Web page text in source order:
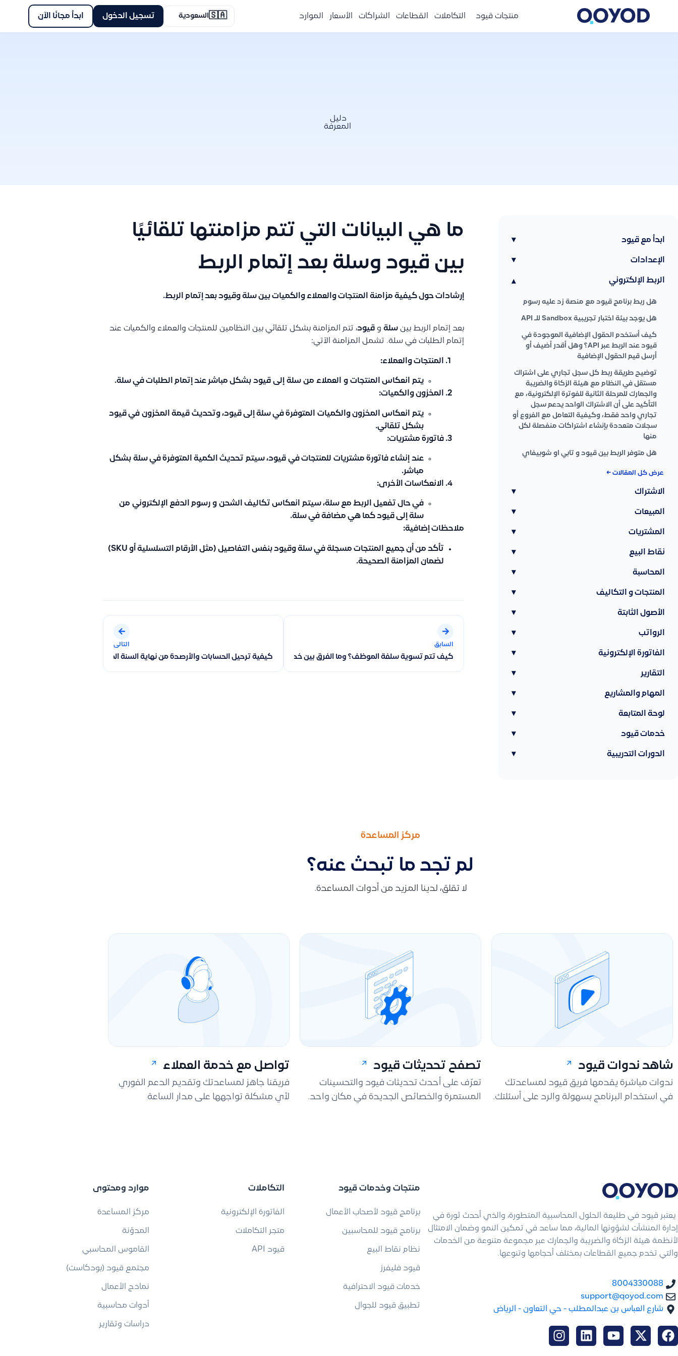
منتجات قيود التكاملات القطاعات الشراكات الأسعار الموارد 🇸🇦السعودية تسجيل الدخول ابدأ مجانًا الآن
دليل
المعرفة
ابدأ مع قيود ▾
الإعدادات ▾
الربط الإلكتروني ▾
هل ربط برنامج قيود مع منصة زد عليه رسوم
هل يوجد بيئة اختبار تجريبية Sandbox للـ API
كيف أستخدم الحقول الإضافية الموجودة في
قيود عند الربط عبر API؟ وهل أقدر أضيف أو
أرسل قيم الحقول الإضافية
توضيح طريقة ربط كل سجل تجاري على اشتراك
مستقل في النظام مع هيئة الزكاة والضريبة
والجمارك للمرحلة الثانية للفوترة الإلكترونية، مع
التأكيد على أن الاشتراك الواحد يدعم سجل
تجاري واحد فقط، وكيفية التعامل مع الفروع أو
سجلات متعددة بإنشاء اشتراكات منفصلة لكل
منها
هل متوفر الربط بين قيود و تابي او شوبيفاي
عرض كل المقالات ←
الاشتراك ▾
المبيعات ▾
المشتريات ▾
نقاط البيع ▾
المحاسبة ▾
المنتجات و التكاليف ▾
الأصول الثابتة ▾
الرواتب ▾
الفاتورة الإلكترونية ▾
التقارير ▾
المهام والمشاريع ▾
لوحة المتابعة ▾
خدمات قيود ▾
الدورات التدريبية ▾
ما هي البيانات التي تتم مزامنتها تلقائيًا
بين قيود وسلة بعد إتمام الربط
إرشادات حول كيفية مزامنة المنتجات والعملاء والكميات بين سلة وقيود بعد إتمام الربط.
بعد إتمام الربط بين سلةو قيود، تتم المزامنة بشكل تلقائي بين النظامين للمنتجات والعملاء والكميات عند
إتمام الطلبات في سلة. تشمل المزامنة الآتي:
المنتجات والعملاء:
يتم انعكاس المنتجاتو العملاءمن سلةإلى قيودبشكل مباشر عند إتمام الطلبات في سلة.
المخزون والكميات:
يتم انعكاس المخزون والكمياتالمتوفرة في سلة إلى قيود، وتحديث قيمة المخزونفي قيود
بشكل تلقائي.
فاتورة مشتريات:
عند إنشاء فاتورة مشترياتللمنتجات في قيود، سيتم تحديث الكمية المتوفرة في سلةبشكل
مباشر.
الانعكاسات الأخرى:
في حال تفعيل الربط مع سلة، سيتم انعكاس تكاليف الشحنو رسوم الدفع الإلكترونيمن
سلة إلى قيود كما هي مضافة في سلة.
ملاحظات إضافية:
تأكد من أن جميع المنتجات مسجلة في سلة وقيود بنفس التفاصيل (مثل الأرقام التسلسلية أو SKU)
لضمان المزامنة الصحيحة.
السابق
كيف تتم تسوية سلفة الموظف؟ وما الفرق بين خصمها من الراتب أو سدادها نقدًا
التالى
كيفية ترحيل الحسابات والأرصدة من نهاية السنة المالية إلى السنة الجديدة وهل يجب
مركز المساعدة
لم تجد ما تبحث عنه؟
لا تقلق، لدينا المزيد من أدوات المساعدة.
شاهد ندوات قيود
ندوات مباشرة يقدمها فريق قيود لمساعدتك
في استخدام البرنامج بسهولة والرد على أسئلتك.
تصفح تحديثات قيود
تعرّف على أحدث تحديثات فيود والتحسينات
المستمرة والخصائص الجديدة في مكان واحد.
تواصل مع خدمة العملاء
فريقنا جاهز لمساعدتك وتقديم الدعم الفوري
لأي مشكلة تواجهها على مدار الساعة
يعتبر قيود في طليعة الحلول المحاسبية المتطورة، والذي أحدث ثورة في
إدارة المنشآت لشؤونها المالية، مما ساعد في تمكين النمو وضمان الامتثال
لأنظمة هيئة الزكاة والضريبة والجمارك عبر مجموعة متنوعة من الخدمات
والتي تخدم جميع القطاعات بمختلف أحجامها وتنوعها.
8004330088
support@qoyod.com
شارع العباس بن عبدالمطلب - حي التعاون - الرياض
منتجات وخدمات قيود
برنامج قيود لأصحاب الأعمال
برنامج قيود للمحاسبين
نظام نقاط البيع
قيود فليفرز
خدمات قيود الاحترافية
تطبيق قيود للجوال
التكاملات
الفاتورة الإلكترونية
متجر التكاملات
قيود API
موارد ومحتوى
مركز المساعدة
المدوّنة
القاموس المحاسبي
مجتمع قيود (بودكاست)
نماذج الأعمال
أدوات محاسبية
دراسات وتقارير